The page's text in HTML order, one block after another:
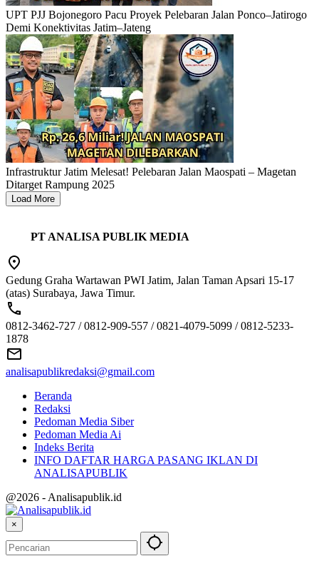
UPT PJJ Bojonegoro Pacu Proyek Pelebaran Jalan Ponco–Jatirogo
Demi Konektivitas Jatim–Jateng
Infrastruktur Jatim Melesat! Pelebaran Jalan Maospati – Magetan
Ditarget Rampung 2025
Load More
PT ANALISA PUBLIK MEDIA
Gedung Graha Wartawan PWI Jatim, Jalan Taman Apsari 15-17
(atas) Surabaya, Jawa Timur.
0812-3462-727 / 0812-909-557 / 0821-4079-5099 / 0812-5233-
1878
analisapublikredaksi@gmail.com
Beranda
Redaksi
Pedoman Media Siber
Pedoman Media Ai
Indeks Berita
INFO DAFTAR HARGA PASANG IKLAN DI
ANALISAPUBLIK
@2026 - Analisapublik.id
×